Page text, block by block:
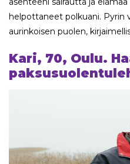
helpottaneet polkuani. Pyrin
aurinkoisen puolen,
Kari, 70, Oulu.